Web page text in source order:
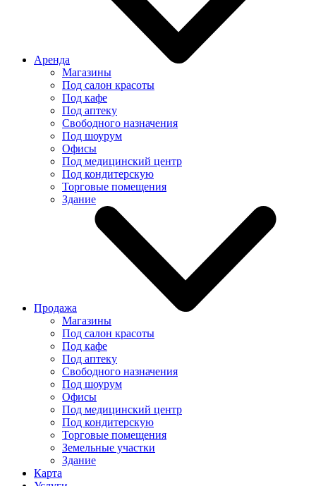
Аренда
Магазины
Под салон красоты
Под кафе
Под аптеку
Свободного назначения
Под шоурум
Офисы
Под медицинский центр
Под кондитерскую
Торговые помещения
Здание
Продажа
Магазины
Под салон красоты
Под кафе
Под аптеку
Свободного назначения
Под шоурум
Офисы
Под медицинский центр
Под кондитерскую
Торговые помещения
Земельные участки
Здание
Карта